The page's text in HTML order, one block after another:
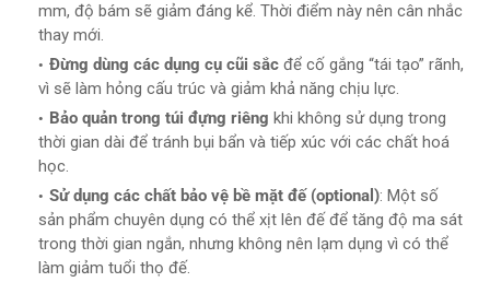
mm, độ bám sẽ giảm đáng kể. Thời điểm này nên cân nhắc
thay mới.
Đừng dùng các dụng cụ cũi sắc để cố gắng “tái tạo” rãnh,
vì sẽ làm hỏng cấu trúc và giảm khả năng chịu lực.
Bảo quản trong túi đựng riêng khi không sử dụng trong
thời gian dài để tránh bụi bẩn và tiếp xúc với các chất hoá
học.
Sử dụng các chất bảo vệ bề mặt đế (optional): Một số
sản phẩm chuyên dụng có thể xịt lên đế để tăng độ ma sát
trong thời gian ngắn, nhưng không nên lạm dụng vì có thể
làm giảm tuổi thọ đế.